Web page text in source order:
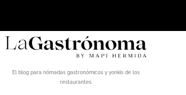
El blog para nómadas gastronómicos y yonkis de los
restaurantes